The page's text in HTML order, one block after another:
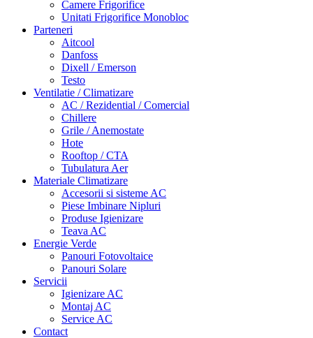
Camere Frigorifice
Unitati Frigorifice Monobloc
Parteneri
Aitcool
Danfoss
Dixell / Emerson
Testo
Ventilatie / Climatizare
AC / Rezidential / Comercial
Chillere
Grile / Anemostate
Hote
Rooftop / CTA
Tubulatura Aer
Materiale Climatizare
Accesorii si sisteme AC
Piese Imbinare Nipluri
Produse Igienizare
Teava AC
Energie Verde
Panouri Fotovoltaice
Panouri Solare
Servicii
Igienizare AC
Montaj AC
Service AC
Contact